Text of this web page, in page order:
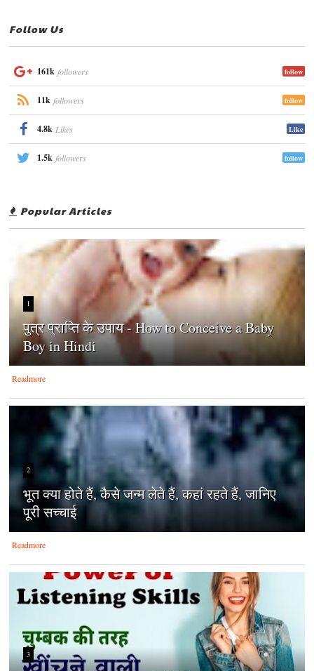
Follow Us
161k followers follow
11k followers follow
4.8k Likes Like
1.5k followers follow
Popular Articles
1
पुत्र प्राप्ति के उपाय - How to Conceive a Baby
Boy in Hindi
Readmore
2
भूत क्या होते हैं, कैसे जन्म लेते हैं, कहां रहते हैं, जानिए
पूरी सच्चाई
Readmore
3